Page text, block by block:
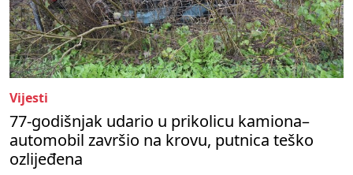
Vijesti
77-godišnjak udario u prikolicu kamiona–
automobil završio na krovu, putnica teško
ozlijeđena